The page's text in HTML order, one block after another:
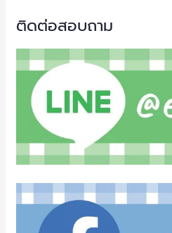
ติดต่อสอบถาม